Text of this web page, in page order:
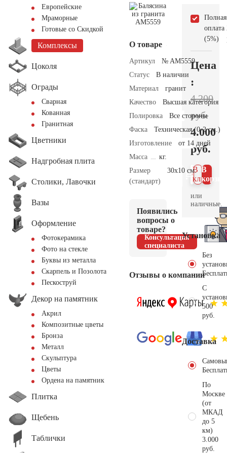
Европейские
Мраморные
Готовые со Скидкой
Комплексы
Цоколя
Ограды
Сварная
Кованная
Гранитная
Цветники
Надгробная плита
Столики, Лавочки
Вазы
Оформление
Фотокерамика
Фото на стекле
Буквы из металла
Скарпель и Позолота
Пескоструй
Декор на памятник
Акрил
Композитные цветы
Бронза
Металл
Скульптура
Цветы
Ордена на памятник
Плитка
Щебень
Таблички
О товаре
Артикул
№ AM5559
Статус
В наличии
Материал
гранит
Качество
Высшая категория
Полировка
Все стороны
Фаска
Техническая (0-2 см.)
Изготовление
от 14 дней
Масса
кг.
Размер
(стандарт)
30х10 см.
Появились
вопросы о
товаре?
Консультация
специалиста
Отзывы о компании
Полная
оплата
(5%)
Цена
:
4.200
руб.
4.000
руб.
В
В 1
клик
или
наличные.
Установка
Без
С
500
руб.
Доставка
По
Москве
(от
МКАД
до 5
км)
3.000
руб.